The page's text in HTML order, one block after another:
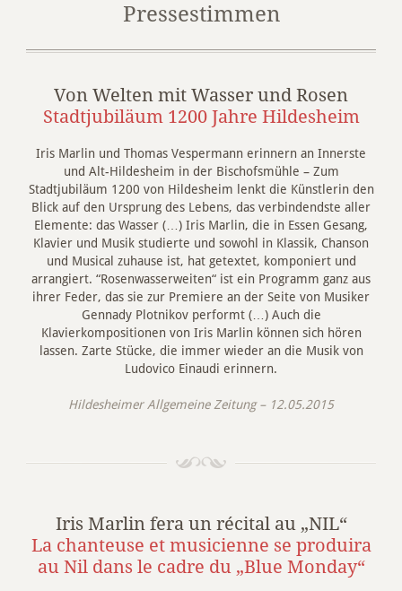
Pressestimmen
Von Welten mit Wasser und Rosen
Stadtjubiläum 1200 Jahre Hildesheim
Iris Marlin und Thomas Vespermann erinnern an Innerste
und Alt-Hildesheim in der Bischofsmühle – Zum
Stadtjubiläum 1200 von Hildesheim lenkt die Künstlerin den
Blick auf den Ursprung des Lebens, das verbindendste aller
Elemente: das Wasser (…) Iris Marlin, die in Essen Gesang,
Klavier und Musik studierte und sowohl in Klassik, Chanson
und Musical zuhause ist, hat getextet, komponiert und
arrangiert. “Rosenwasserweiten“ ist ein Programm ganz aus
ihrer Feder, das sie zur Premiere an der Seite von Musiker
Gennady Plotnikov performt (…) Auch die
Klavierkompositionen von Iris Marlin können sich hören
lassen. Zarte Stücke, die immer wieder an die Musik von
Ludovico Einaudi erinnern.
Hildesheimer Allgemeine Zeitung – 12.05.2015
Iris Marlin fera un récital au „NIL“
La chanteuse et musicienne se produira
au Nil dans le cadre du „Blue Monday“